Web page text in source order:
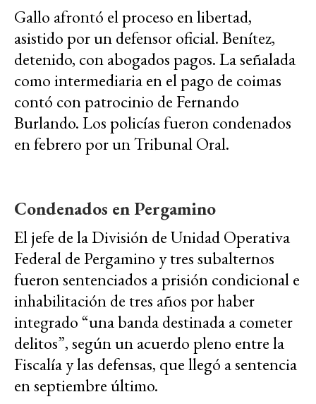
Gallo afrontó el proceso en libertad,
asistido por un defensor oficial. Benítez,
detenido, con abogados pagos. La señalada
como intermediaria en el pago de coimas
contó con patrocinio de Fernando
Burlando. Los policías fueron condenados
en febrero por un Tribunal Oral.
Condenados en Pergamino
El jefe de la División de Unidad Operativa
Federal de Pergamino y tres subalternos
fueron sentenciados a prisión condicional e
inhabilitación de tres años por haber
integrado “una banda destinada a cometer
delitos”, según un acuerdo pleno entre la
Fiscalía y las defensas, que llegó a sentencia
en septiembre último.